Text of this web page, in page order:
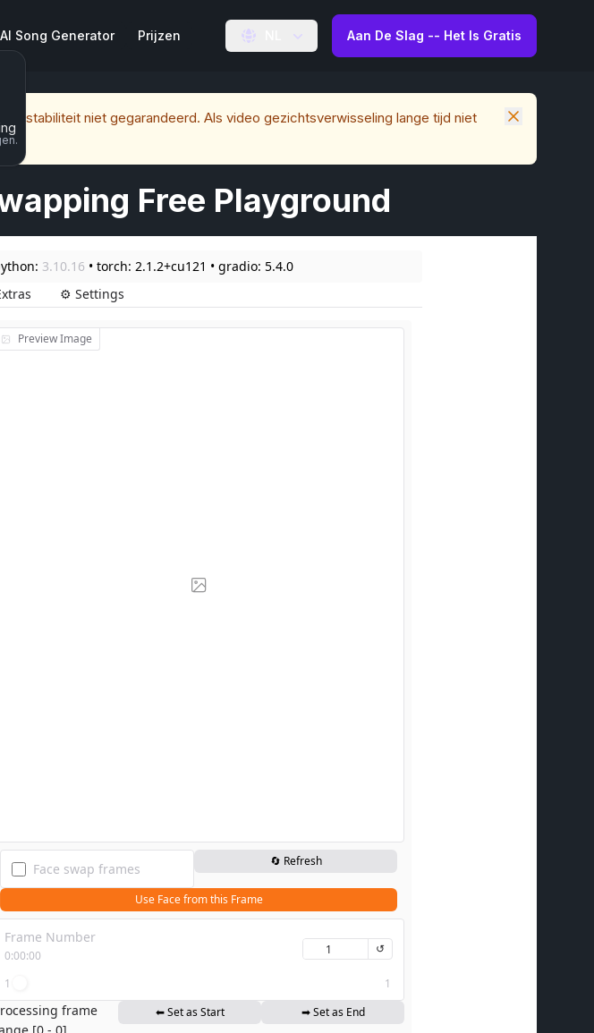
AI Song Generator Prijzen Aan De Slag -- Het Is Gratis
stabiliteit niet gegarandeerd. Als video gezichtsverwisseling lange tijd niet
Free Playground